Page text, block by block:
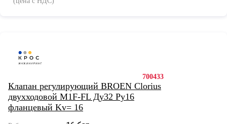
700433
Клапан регулирующий BROEN Clorius
двухходовой M1F-FL Ду32 Ру16
фланцевый Kv= 16